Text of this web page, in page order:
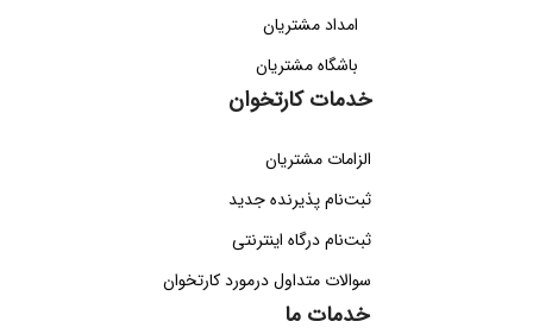
امداد مشتریان
باشگاه مشتریان
خدمات کارتخوان
الزامات مشتریان
ثبت‌نام پذیرنده جدید
ثبت‌نام درگاه اینترنتی
سوالات متداول درمورد کارتخوان
خدمات ما